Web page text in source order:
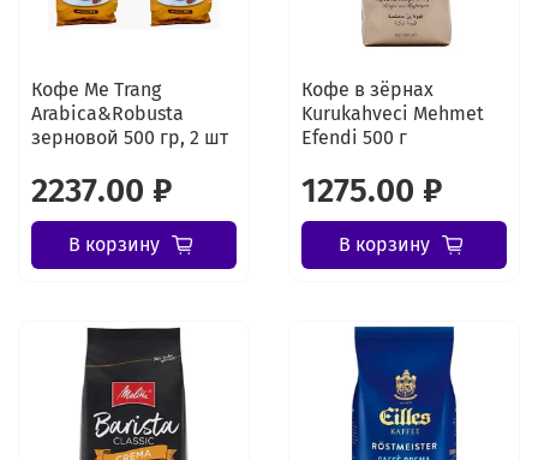
Кофе Me Trang
Arabica&Robusta
зерновой 500 гр, 2 шт
2237.00 ₽
В корзину
Кофе в зёрнах
Kurukahveci Mehmet
Efendi 500 г
1275.00 ₽
В корзину